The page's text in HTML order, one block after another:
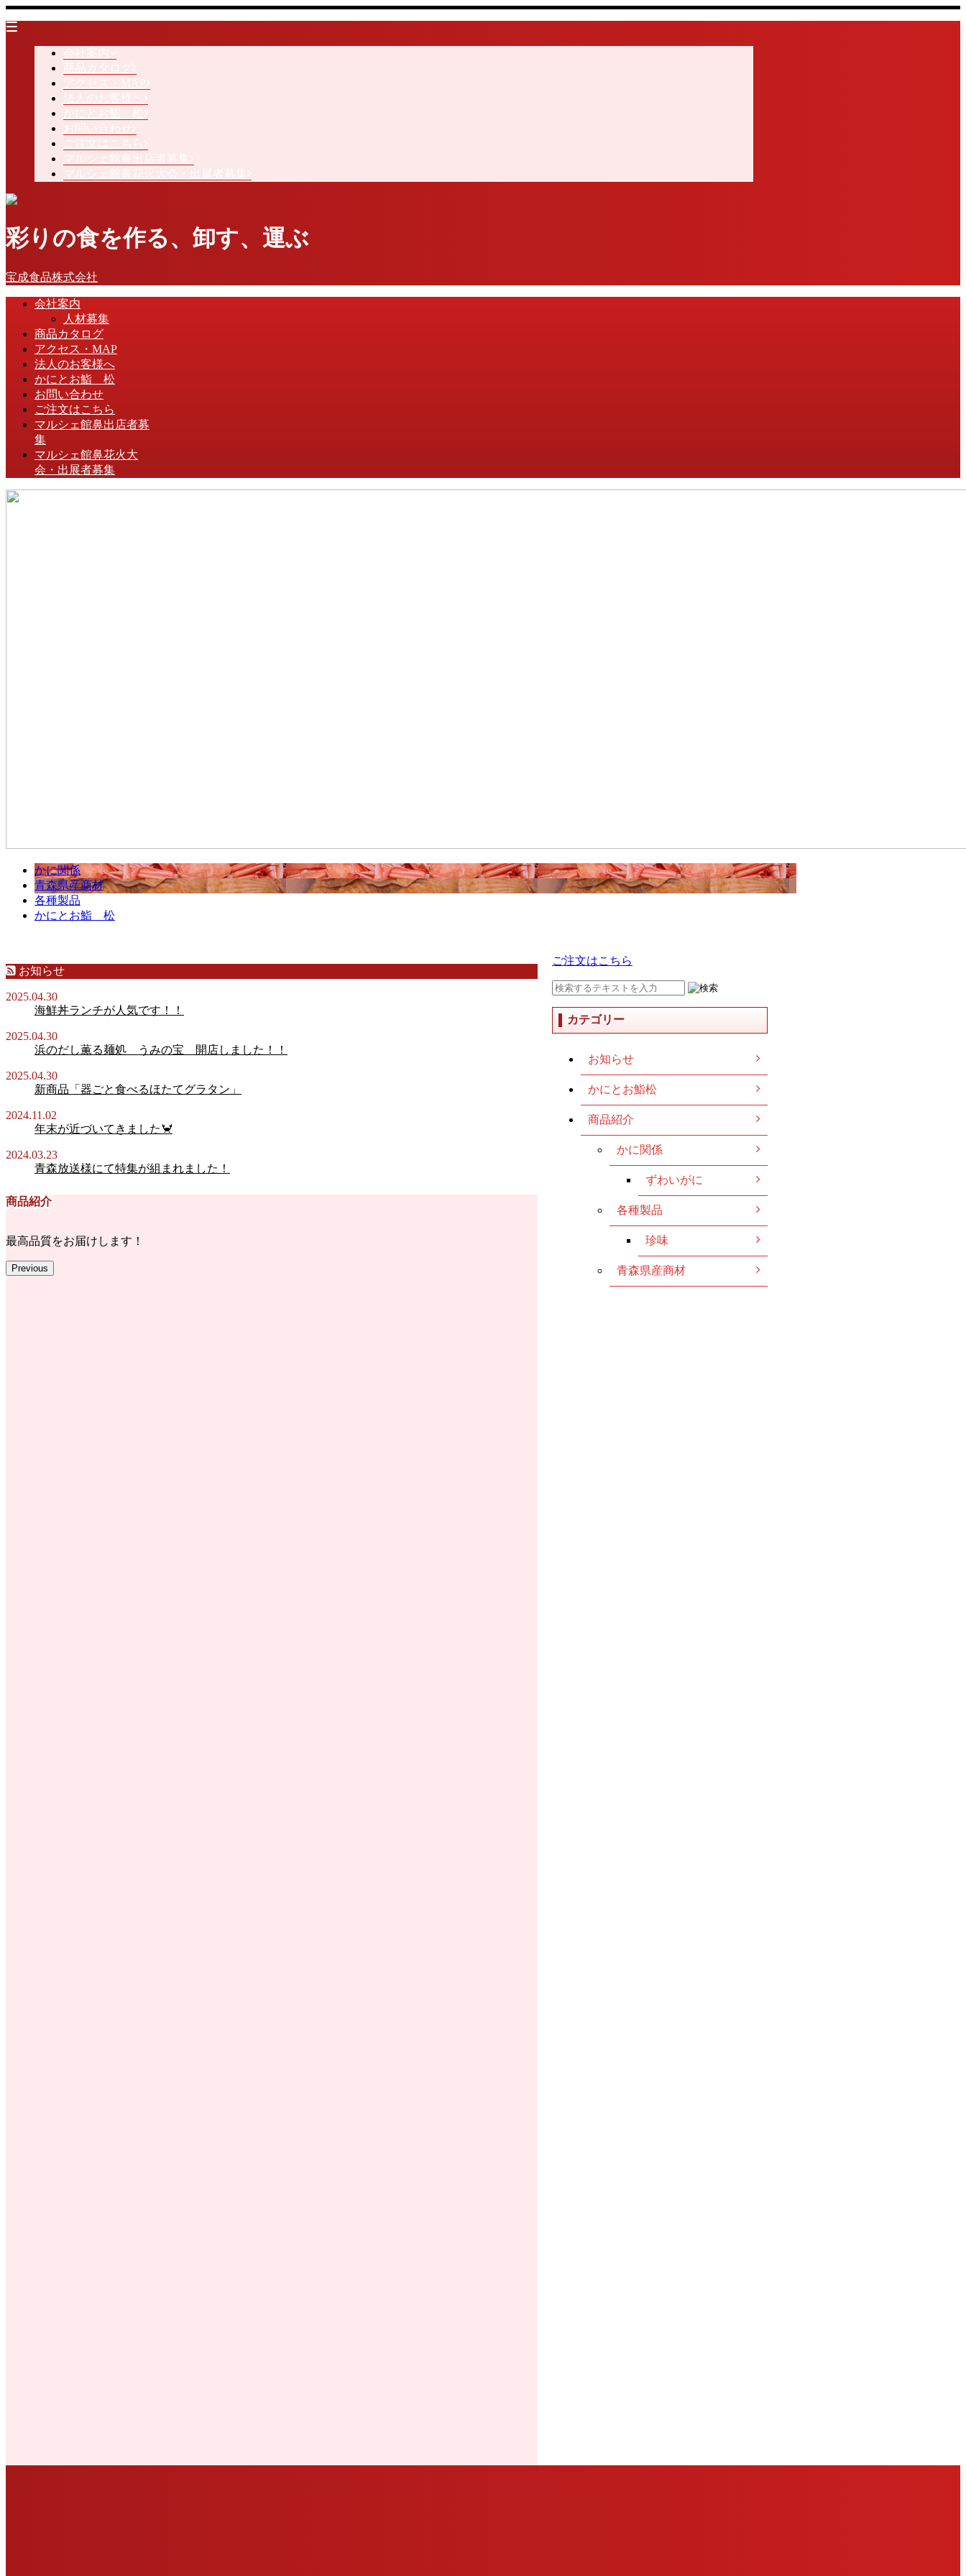
彩りの食を作る、卸す、運ぶ
宝成食品株式会社
会社案内
人材募集
商品カタログ
アクセス・MAP
法人のお客様へ
かにとお鮨 松
お問い合わせ
ご注文はこちら
マルシェ館鼻出店者募
集
マルシェ館鼻花火大
会・出展者募集
かに関係
青森県産商材
各種製品
かにとお鮨 松
お知らせ
2025.04.30
海鮮丼ランチが人気です！！
2025.04.30
浜のだし薫る麺処 うみの宝 開店しました！！
2025.04.30
新商品「器ごと食べるほたてグラタン」
2024.11.02
年末が近づいてきました🦀
2024.03.23
青森放送様にて特集が組まれました！
商品紹介
最高品質をお届けします！
Previous
ご注文はこちら
カテゴリー
お知らせ
かにとお鮨松
商品紹介
かに関係
ずわいがに
各種製品
珍味
青森県産商材